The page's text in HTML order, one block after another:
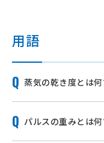
用語
蒸気の乾き度とは
パルスの重みとは